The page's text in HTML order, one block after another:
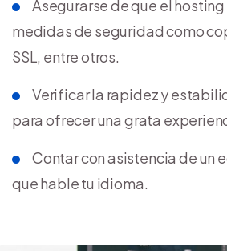
Asegurarse de que el
medidas de seguridad como
SSL, entre otros.
Verificar la rapidez y
para ofrecer una grata
Contar con asistencia de un
que hable tu idioma.